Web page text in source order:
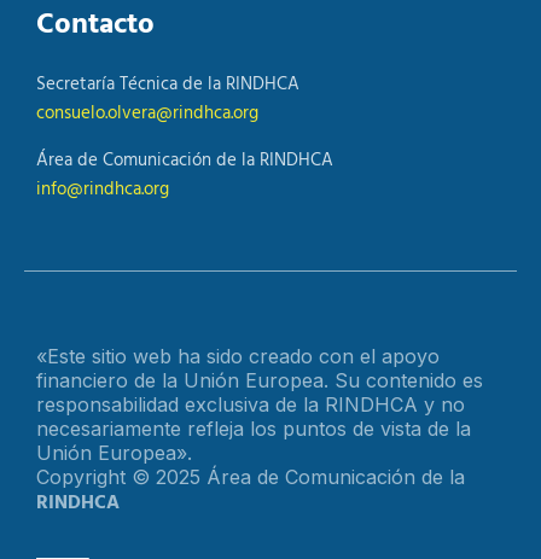
Contacto
Secretaría Técnica de la RINDHCA
consuelo.olvera@rindhca.org
Área de Comunicación de la RINDHCA
info@rindhca.org
«Este sitio web ha sido creado con el apoyo
financiero de la Unión Europea. Su contenido es
responsabilidad exclusiva de la RINDHCA y no
necesariamente refleja los puntos de vista de la
Unión Europea».
Copyright © 2025 Área de Comunicación de la
RINDHCA